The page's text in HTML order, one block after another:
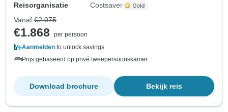
Reisorganisatie
Costsaver
Vanaf €2.075
€1.868
per persoon
Aanmelden to unlock savings
Prijs gebaseerd op privé tweepersoonskamer
Bekijk reis
Download brochure